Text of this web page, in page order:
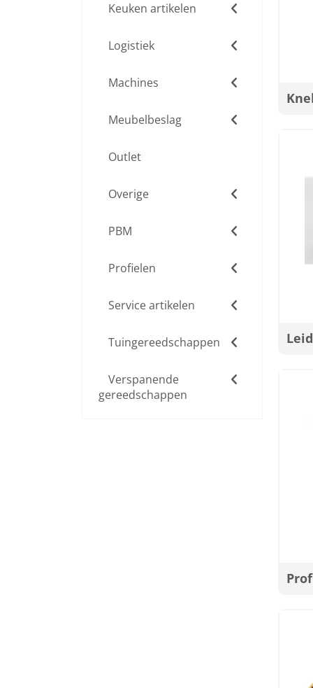
Keuken artikelen
Logistiek
Machines
Meubelbeslag
Outlet
Overige
PBM
Profielen
Service artikelen
Tuingereedschappen
Verspanende
gereedschappen